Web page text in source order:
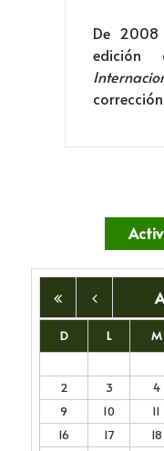
De
D L M
2
3 4
9
10 11
16
17 18